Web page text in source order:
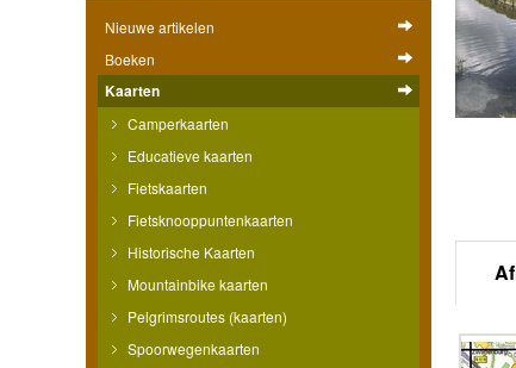
Nieuwe artikelen
Boeken
Kaarten
Camperkaarten
Educatieve kaarten
Fietskaarten
Fietsknooppuntenkaarten
Historische Kaarten
Mountainbike kaarten
Pelgrimsroutes (kaarten)
Spoorwegenkaarten